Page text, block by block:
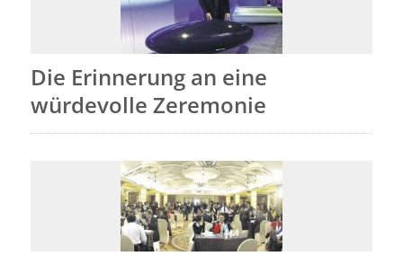
Die Erinnerung an eine
würdevolle Zeremonie